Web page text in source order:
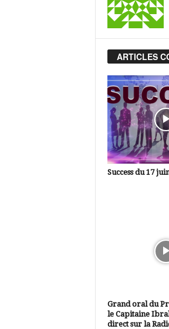
ARTICLES
Success du 17
Grand oral du
le Capitaine
direct sur la